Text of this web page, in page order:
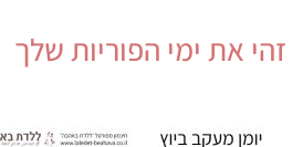
זהי את ימי הפוריות שלך